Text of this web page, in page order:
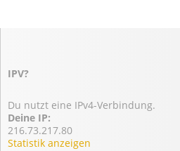
IPV?
Du nutzt eine IPv4-Verbindung.
Deine IP:
216.73.217.80
Statistik anzeigen